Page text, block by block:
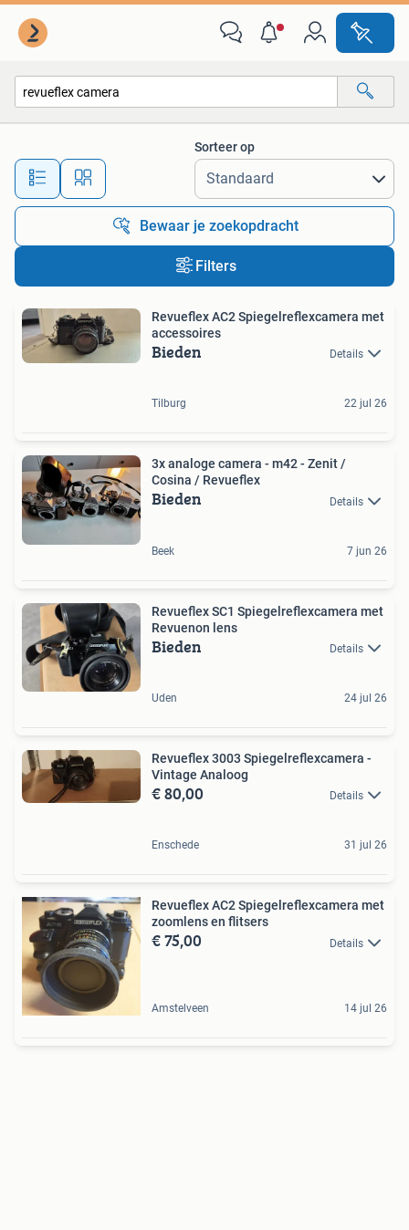
Alle afstanden…
Sorteer op
Bewaar je zoekopdracht
Filters
Revueflex AC2 Spiegelreflexcamera met
accessoires
Bieden Details
Tilburg 22 jul 26
3x analoge camera - m42 - Zenit /
Cosina / Revueflex
Bieden Details
Beek 7 jun 26
Revueflex SC1 Spiegelreflexcamera met
Revuenon lens
Bieden Details
Uden 24 jul 26
Revueflex 3003 Spiegelreflexcamera -
Vintage Analoog
€ 80,00 Details
Enschede 31 jul 26
Revueflex AC2 Spiegelreflexcamera met
zoomlens en flitsers
€ 75,00 Details
Amstelveen 14 jul 26